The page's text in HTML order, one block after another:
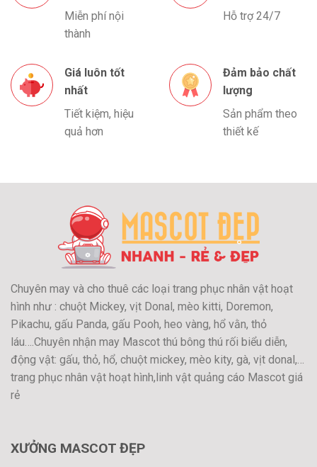
Miễn phí nội
thành
Hỗ trợ 24/7
Giá luôn tốt
nhất
Tiết kiệm, hiệu
quả hơn
Đảm bảo chất
lượng
Sản phẩm theo
thiết kế
Chuyên may và cho thuê các loại trang phục nhân vật hoạt
hình như : chuột Mickey, vịt Donal, mèo kitti, Doremon,
Pikachu, gấu Panda, gấu Pooh, heo vàng, hổ vằn, thỏ
láu….Chuyên nhận may Mascot thú bông thú rối biểu diễn,
động vật: gấu, thỏ, hổ, chuột mickey, mèo kity, gà, vịt donal,…
trang phục nhân vật hoạt hình,linh vật quảng cáo Mascot giá
rẻ
XƯỞNG MASCOT ĐẸP